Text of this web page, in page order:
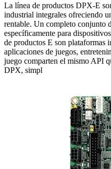
La línea de productos DPX-E
industrial integrales ofreciendo
rentable. Un completo conjunto
específicamente para
de productos E son plataformas
aplicaciones de juegos,
juego comparten el mismo API
DPX, simpl